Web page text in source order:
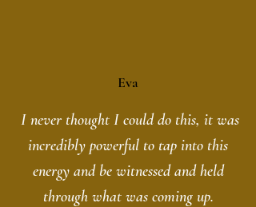
Eva
I never thought I could do this, it was
incredibly powerful to tap into this
energy and be witnessed and held
through what was coming up.